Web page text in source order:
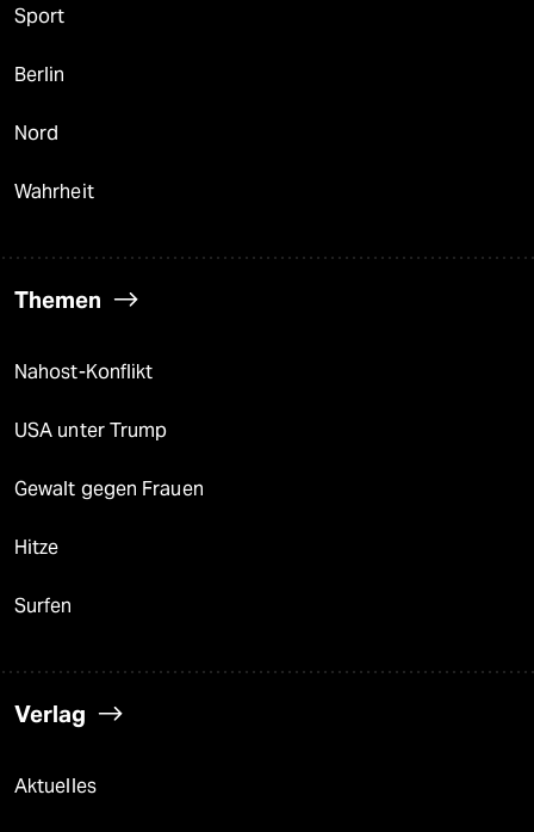
Sport
Berlin
Nord
Wahrheit
Themen
Nahost-Konflikt
USA unter Trump
Gewalt gegen Frauen
Hitze
Surfen
Verlag
Aktuelles